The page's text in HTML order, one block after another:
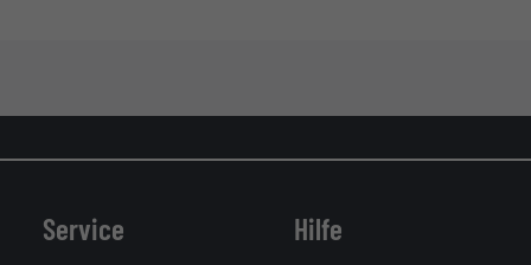
Service Hilfe